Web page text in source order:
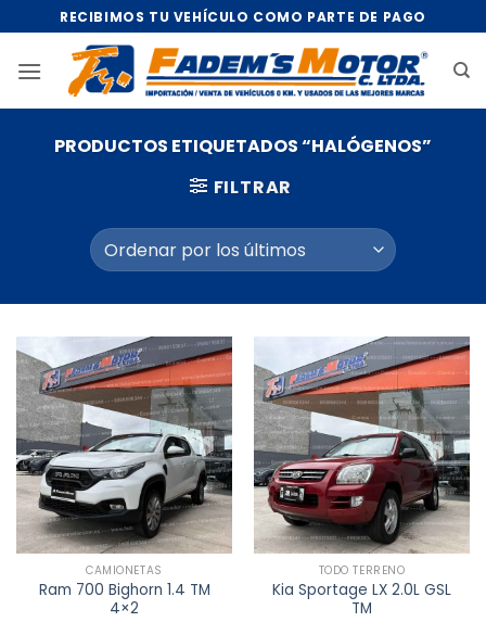
al
contenido
RECIBIMOS TU VEHÍCULO COMO PARTE DE PAGO
PRODUCTOS ETIQUETADOS “HALÓGENOS”
FILTRAR
CAMIONETAS
Ram 700 Bighorn 1.4 TM
4×2
TODO TERRENO
Kia Sportage LX 2.0L GSL
TM